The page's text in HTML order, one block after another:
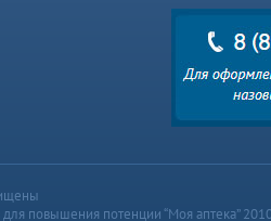
повышения потенции “Моя аптека”